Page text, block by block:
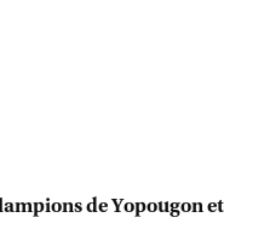
de Yopougon et